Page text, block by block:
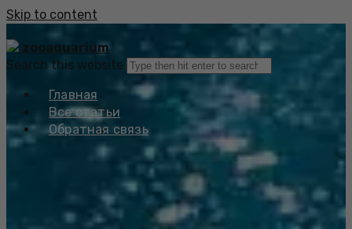
Skip to content
zooaquarium
Search this website
Главная
Все статьи
Обратная связь